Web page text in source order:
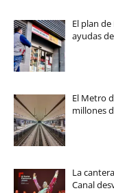
El plan
ayudas
El Metro
millones
La
Canal